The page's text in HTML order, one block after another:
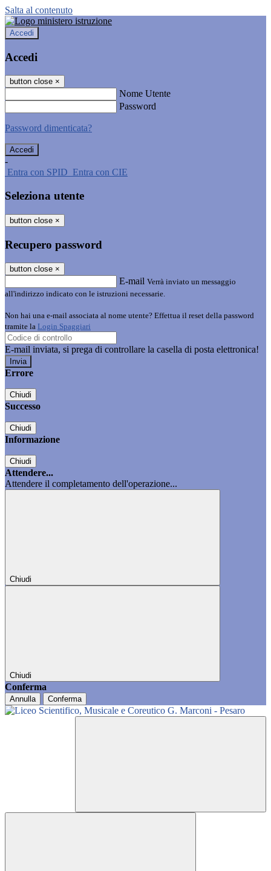
Salta al contenuto
Accedi
Accedi
button close ×
Nome Utente
Password
Password dimenticata?
-
Entra con SPID Entra con CIE
Seleziona utente
button close ×
Recupero password
button close ×
E-mail Verrà inviato un messaggio
all'indirizzo indicato con le istruzioni necessarie.
Non hai una e-mail associata al nome utente? Effettua il reset della password
tramite la Login Spaggiari
E-mail inviata, si prega di controllare la casella di posta elettronica!
Errore
Chiudi
Successo
Chiudi
Informazione
Chiudi
Attendere...
Attendere il completamento dell'operazione...
Chiudi
Chiudi
Conferma
Annulla Conferma